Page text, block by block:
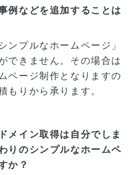
例などを追加することは
ンプルなホームページ」
できません。その場合は
ページ制作となりますの
もりから承ります。
メイン取得は自分でしま
りのシンプルなホームペ
か？